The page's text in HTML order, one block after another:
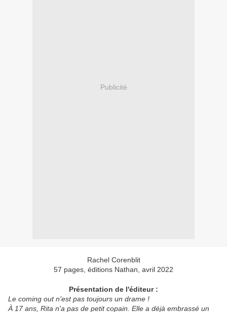
Publicité
Rachel Corenblit
57 pages, éditions Nathan, avril 2022
Présentation de l'éditeur :
Le coming out n'est pas toujours un drame !
À 17 ans, Rita n'a pas de petit copain. Elle a déjà embrassé un